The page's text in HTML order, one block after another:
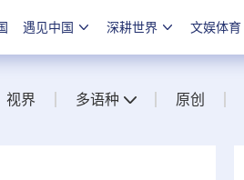
遇见中国 深耕世界 文娱体育
视界 多语种 原创